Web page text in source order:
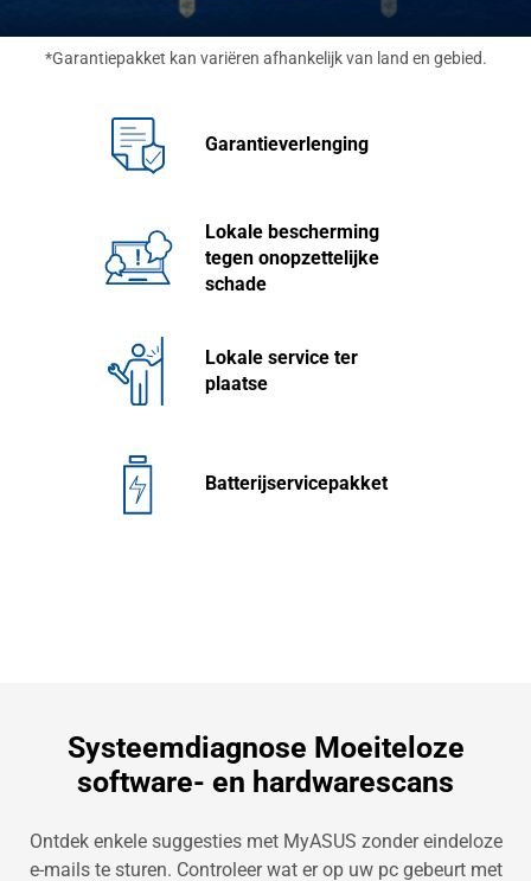
*Garantiepakket kan variëren afhankelijk van land en gebied.
Garantieverlenging
Lokale bescherming
tegen onopzettelijke
schade
Lokale service ter
plaatse
Batterijservicepakket
Systeemdiagnose Moeiteloze
software- en hardwarescans
Ontdek enkele suggesties met MyASUS zonder eindeloze
e-mails te sturen. Controleer wat er op uw pc gebeurt met